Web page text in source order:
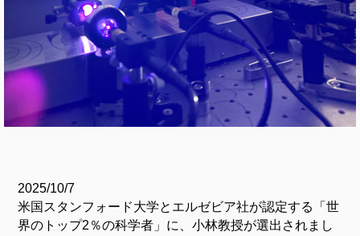
2025/10/7
米国スタンフォード大学とエルゼビア社が認定する「世
界のトップ2％の科学者」に、小林教授が選出されまし